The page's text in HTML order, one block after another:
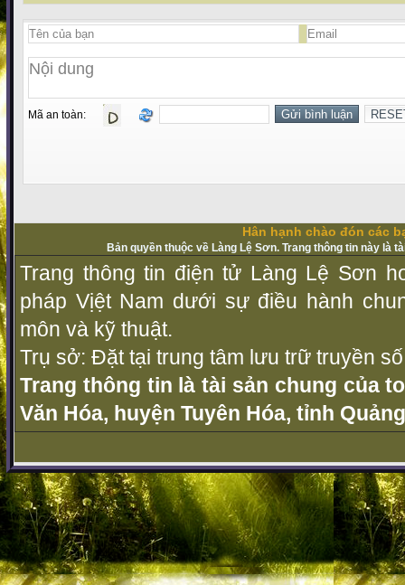
Mã an toàn:
Hân hạnh chào đón các
Bản quyền thuộc về Làng Lệ Sơn. Trang thông tin này là
Trang thông tin điện tử Làng Lệ Sơn
pháp Vịệt Nam dưới sự điều hành
môn và kỹ thuật.
Trụ sở: Đặt tại trung tâm lưu trữ truyền
Trang thông tin là tài sản chung của
Văn Hóa, huyện Tuyên Hóa, tỉnh